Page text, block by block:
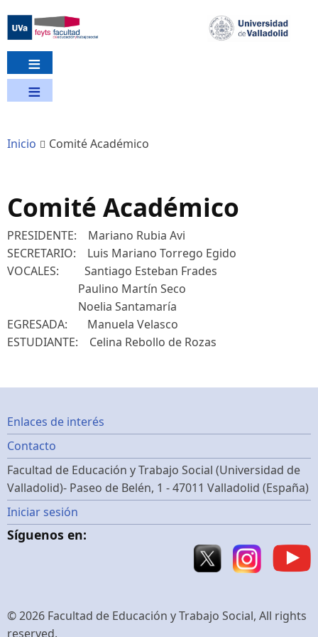
contenido
principal
Inicio Comité Académico
Comité Académico
PRESIDENTE: Mariano Rubia Avi
SECRETARIO: Luis Mariano Torrego Egido
VOCALES: Santiago Esteban Frades
Paulino Martín Seco
Noelia Santamaría
EGRESADA: Manuela Velasco
ESTUDIANTE: Celina Rebollo de Rozas
Footer
menu
Enlaces de interés
Contacto
Facultad de Educación y Trabajo Social (Universidad de
Valladolid)- Paseo de Belén, 1 - 47011 Valladolid (España)
Menú
de
de
Iniciar sesión
Síguenos en:
© 2026 Facultad de Educación y Trabajo Social, All rights
reserved.